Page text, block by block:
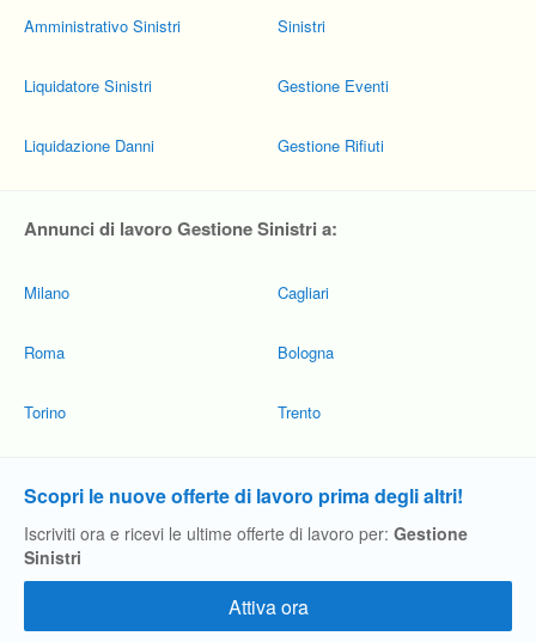
Amministrativo Sinistri
Liquidatore Sinistri
Liquidazione Danni
Sinistri
Gestione Eventi
Gestione Rifiuti
Annunci di lavoro Gestione Sinistri a:
Milano
Roma
Torino
Cagliari
Bologna
Trento
Scopri le nuove offerte di lavoro prima degli altri!
Iscriviti ora e ricevi le ultime offerte di lavoro per: Gestione
Sinistri